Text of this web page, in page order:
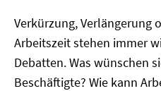
Verkürzung, Verlängerung
Arbeitszeit stehen immer
Debatten. Was wünschen
Beschäftigte? Wie kann